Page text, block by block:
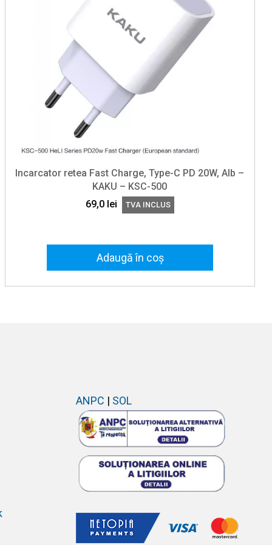
Incarcator retea Fast Charge, Type-C PD 20W, Alb –
KAKU – KSC-500
69,0 lei TVA INCLUS
Adaugă în coș
ANPC | SOL